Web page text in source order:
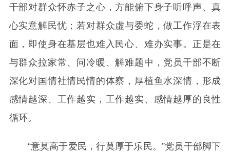
干部对群众怀赤子之心，方能俯下身子听呼声、真
心实意解民忧；若对群众虚与委蛇，做工作浮在表
面，即使身在基层也难入民心、难办实事。正是在
与群众拉家常、问冷暖、解难题中，党员干部不断
深化对国情社情民情的体察，厚植鱼水深情，形成
感情越深、工作越实，工作越实、感情越厚的良性
循环。
“意莫高于爱民，行莫厚于乐民。”党员干部脚下